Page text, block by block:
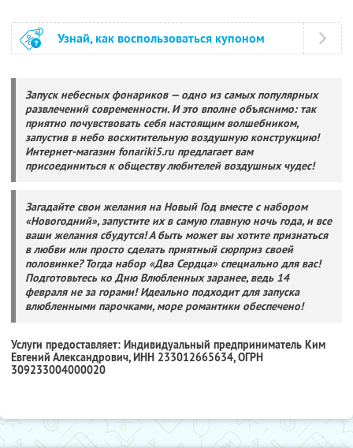
Узнай, как воспользоваться купоном
Запуск небесных фонариков — одно из самых популярных
развлечений современности.И это вполне объяснимо: так
приятно почувствовать себя настоящим волшебником,
запустив в небо восхитительную воздушную конструкцию!
Интернет-магазин fonariki5.ruпредлагает вам
присоединиться к обществу любителей воздушных чудес!
Загадайте свои желания на Новый Год вместе с набором
«Новогодний», запустите их в самую главную ночь года, и все
ваши желания сбудутся! А быть может вы хотите признаться
в любви или просто сделать приятный сюрприз своей
половинке?Тогда набор «Два Сердца» специально для вас!
Подготовьтесь ко Дню Влюбленных заранее, ведь 14
февраля не за горами! Идеально подходит для запуска
влюбленными парочками, море романтики обеспечено!
Услуги предоставляет: Индивидуальный предприниматель Ким
Евгений Александрович,ИНН 233012665634, ОГРН
309233004000020